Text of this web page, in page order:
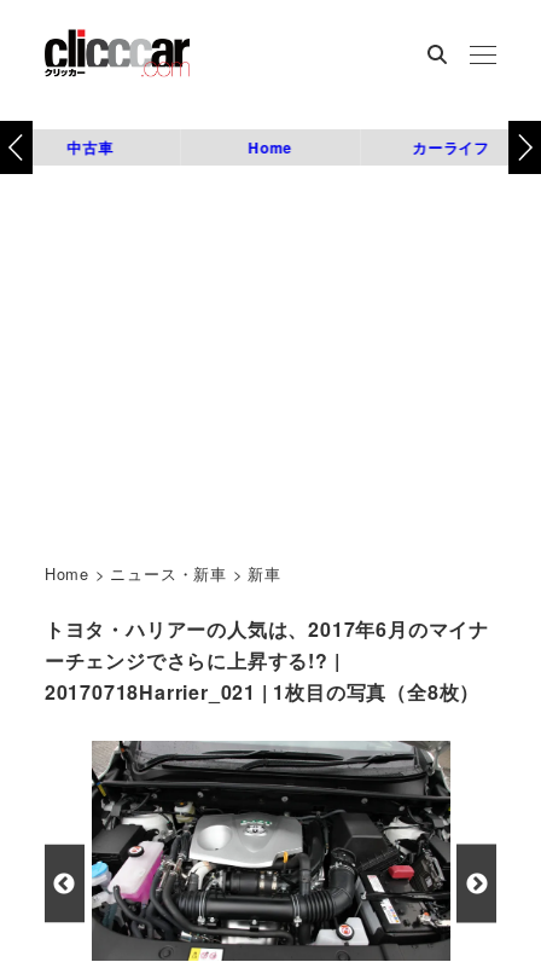
中古車 Home カーライフ
Home > ニュース・新車 > 新車
トヨタ・ハリアーの人気は、2017年6月のマイナ
ーチェンジでさらに上昇する!? |
20170718Harrier_021 | 1枚目の写真（全8枚）